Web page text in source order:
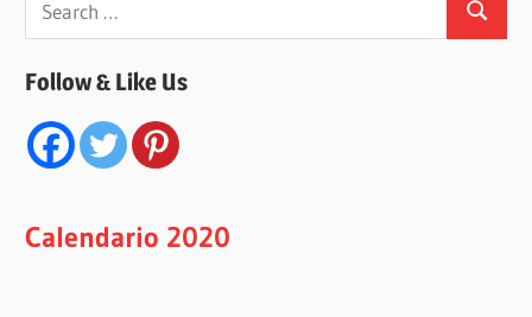
for:
Search
Follow & Like Us
Calendario 2020